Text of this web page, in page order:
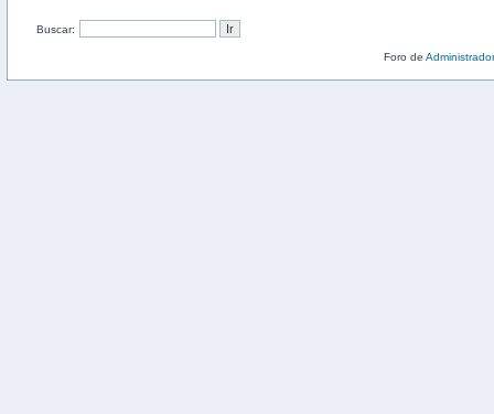
Buscar:
Foro de